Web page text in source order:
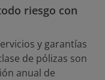
riesgo con
y garantías
de pólizas son
anual de